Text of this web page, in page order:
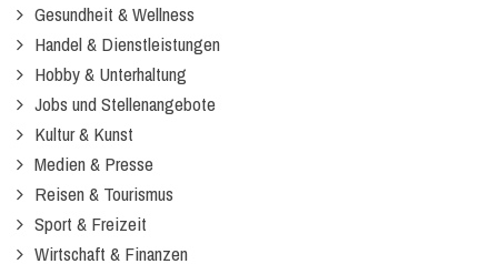
Gesundheit & Wellness
Handel & Dienstleistungen
Hobby & Unterhaltung
Jobs und Stellenangebote
Kultur & Kunst
Medien & Presse
Reisen & Tourismus
Sport & Freizeit
Wirtschaft & Finanzen